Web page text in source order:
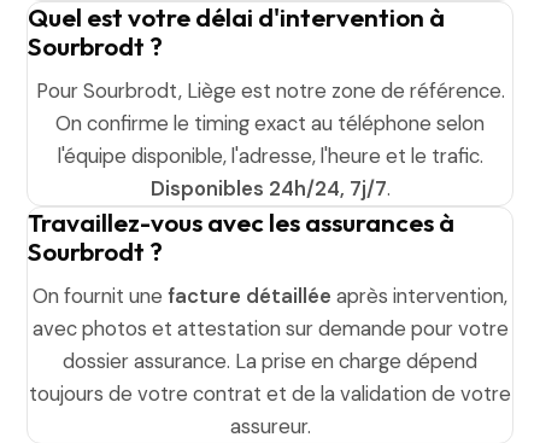
Quel est votre délai d'intervention à
Sourbrodt ?
Pour Sourbrodt, Liège est notre zone de référence.
On confirme le timing exact au téléphone selon
l'équipe disponible, l'adresse, l'heure et le trafic.
Disponibles 24h/24, 7j/7.
Travaillez-vous avec les assurances à
Sourbrodt ?
On fournit une facture détaillée après intervention,
avec photos et attestation sur demande pour votre
dossier assurance. La prise en charge dépend
toujours de votre contrat et de la validation de votre
assureur.